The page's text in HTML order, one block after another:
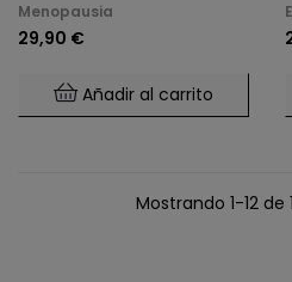
Menopausia
29,90 €
Añadir al carrito
Mostrando 1-12